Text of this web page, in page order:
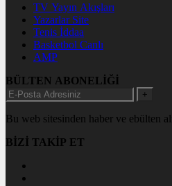
TV Yayın Akışları
Yazarlar Site
Tenis İddaa
Basketbol Canlı
AMP
BÜLTEN ABONELİĞİ
+
Bu web sitesinden haber ve ebülten
BİZİ TAKİP ET